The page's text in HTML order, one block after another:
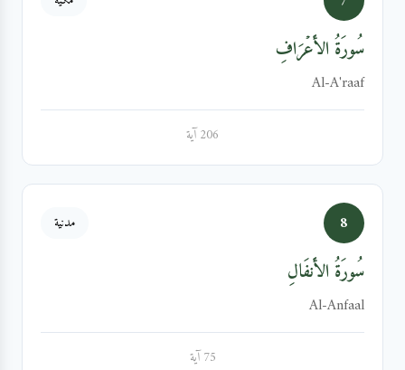
سُورَةُ الأَعۡرَافِ
Al-A'raaf
206 آية
8 مدنية
سُورَةُ الأَنفَالِ
Al-Anfaal
75 آية